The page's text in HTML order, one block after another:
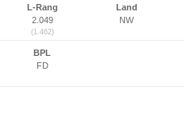
L-Rang
2.049
(1.462)
Land
NW
BPL
FD